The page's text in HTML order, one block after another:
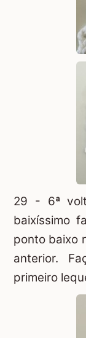
29 - 6ª
baixíssimo
ponto baixo
anterior.
primeiro